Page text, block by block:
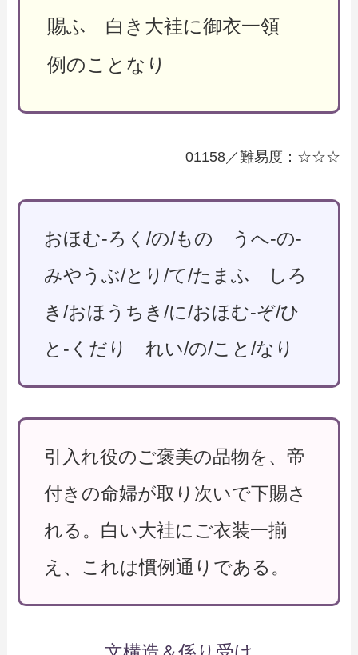
賜ふ 白き大袿に御衣一領
例のことなり
01158／難易度：☆☆☆
おほむ-ろく/の/もの うへ-の-
みやうぶ/とり/て/たまふ しろ
き/おほうちき/に/おほむ-ぞ/ひ
と-くだり れい/の/こと/なり
引入れ役のご褒美の品物を、帝
付きの命婦が取り次いで下賜さ
れる。白い大袿にご衣装一揃
え、これは慣例通りである。